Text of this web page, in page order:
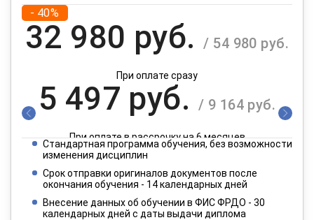
- 40%
32 980 руб. / 54 980 руб.
При оплате сразу
5 497 руб. / 9 164 руб.
При оплате в рассрочку на 6 месяцев
2 749 руб.
При оплате в рассрочку на 12 месяцев
Стандартная программа обучения, без возможности
изменения дисциплин
Срок отправки оригиналов документов после
окончания обучения - 14 календарных дней
Внесение данных об обучении в ФИС ФРДО - 30
календарных дней с даты выдачи диплома